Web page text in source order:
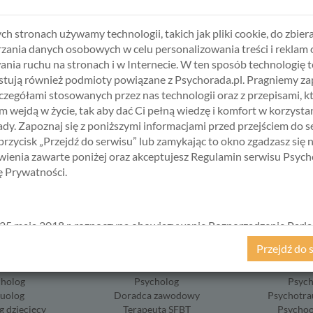
dnia!
USŁUGĘ, SPECJALISTĘ I
dziecięcy
Psycholog
Doradca zawodowy
Terapeuta SFBT
HANNA
stronach używamy technologii, takich jak pliki cookie, do
danych osobowych w celu personalizowania treści i reklam
ruchu na stronach i w Internecie. W ten sposób technologię
również podmioty powiązane z Psychorada.pl. Pragniemy
stosowanych przez nas technologii oraz z przepisami,
wejdą w życie, tak aby dać Ci pełną wiedzę i komfort w
Zapoznaj się z poniższymi informacjami przed przejściem do
„Przejdź do serwisu” lub zamykając to okno zgadzasz się
zawarte poniżej oraz akceptujesz Regulamin serwisu
Prywatności.
maja 2018 r. rozpoczyna obowiązywanie Rozporządzenie
i Rady (UE) 2016/679 z dnia 27 kwietnia 2016 r. w sprawie
w związku z przetwarzaniem danych osobowych i w
przepływu takich danych oraz uchylenia dyrektywy 95/46/
popularnie jako „RODO”). RODO obowiązywać będzie w
we wszystkich krajach Unii Europejskiej, a więc także w Polsce i
Przejdź do